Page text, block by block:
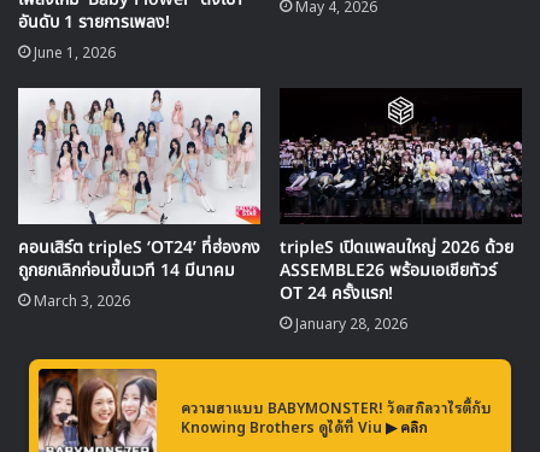
รับชมซีรีส์The Midnight Romance in Hagwon
Jeong Ryeowon
The Midnight Romance in Hagwon